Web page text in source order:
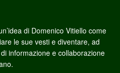
di Domenico Vitiello come
le sue vesti e diventare, ad
informazione e collaborazione